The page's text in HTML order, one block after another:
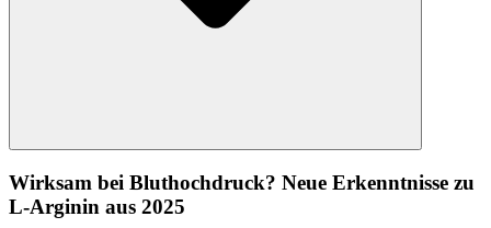
Wirksam bei Bluthochdruck? Neue Erkenntnisse zu
L-Arginin aus 2025